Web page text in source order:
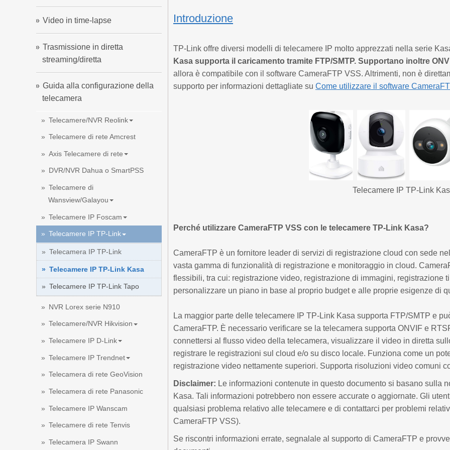
Video in time-lapse
Trasmissione in diretta
streaming/diretta
Guida alla configurazione della
telecamera
Telecamere/NVR Reolink
Telecamere di rete Amcrest
Axis Telecamere di rete
DVR/NVR Dahua o SmartPSS
Telecamere di
Wansview/Galayou
Telecamere IP Foscam
Telecamere IP TP-Link
Telecamera IP TP-Link
Telecamere IP TP-Link Kasa
Telecamere IP TP-Link Tapo
NVR Lorex serie N910
Telecamere/NVR Hikvision
Telecamere IP D-Link
Telecamere IP Trendnet
Telecamera di rete GeoVision
Telecamera di rete Panasonic
Telecamere IP Wanscam
Telecamere di rete Tenvis
Telecamera IP Swann
Introduzione
TP-Link offre diversi modelli di telecamere IP molto apprezzati nella serie
Kasa supporta il caricamento tramite FTP/SMTP. Supportano inoltre
allora è compatibile con il software CameraFTP VSS. Altrimenti, non è
supporto per informazioni dettagliate su Come utilizzare il software
Telecamere IP TP-Link
Perché utilizzare CameraFTP VSS con le telecamere TP-Link Kasa?
CameraFTP è un fornitore leader di servizi di registrazione cloud con sede
vasta gamma di funzionalità di registrazione e monitoraggio in cloud.
flessibili, tra cui: registrazione video, registrazione di immagini, registrazione
personalizzare un piano in base al proprio budget e alle proprie esigenze di
La maggior parte delle telecamere IP TP-Link Kasa supporta FTP/SMTP e
CameraFTP. È necessario verificare se la telecamera supporta ONVIF e
connettersi al flusso video della telecamera, visualizzare il video in diretta
registrare le registrazioni sul cloud e/o su disco locale. Funziona come un
registrazione video nettamente superiori. Supporta risoluzioni video comuni
Disclaimer: Le informazioni contenute in questo documento si basano sulla
Kasa. Tali informazioni potrebbero non essere accurate o aggiornate. Gli
qualsiasi problema relativo alle telecamere e di contattarci per problemi
CameraFTP VSS).
Se riscontri informazioni errate, segnalale al supporto di CameraFTP e